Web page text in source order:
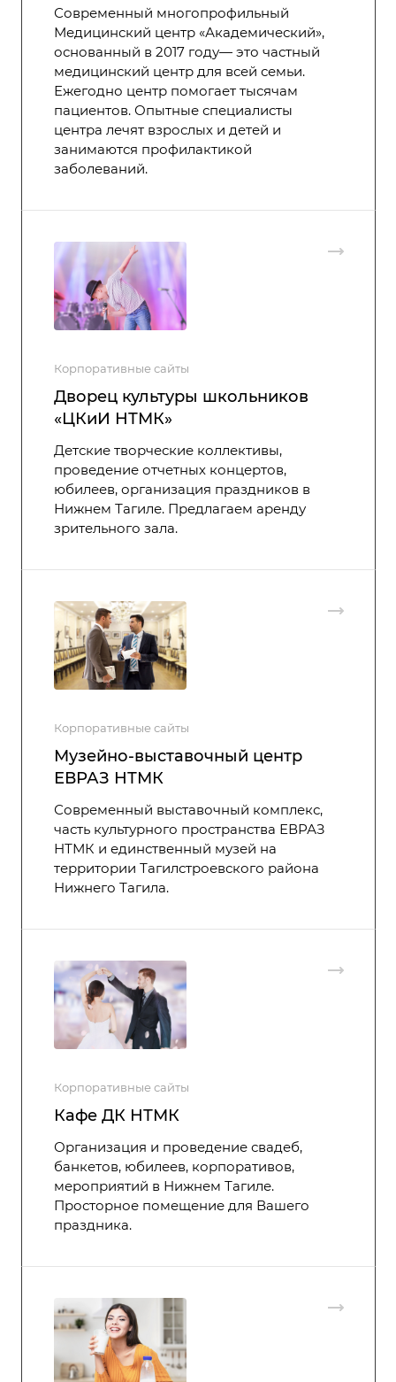
Современный многопрофильный
Медицинский центр «Академический»,
основанный в 2017 году— это частный
медицинский центр для всей семьи.
Ежегодно центр помогает тысячам
пациентов. Опытные специалисты
центра лечят взрослых и детей и
занимаются профилактикой
заболеваний.
Корпоративные сайты
Дворец культуры школьников
«ЦКиИ НТМК»
Детские творческие коллективы,
проведение отчетных концертов,
юбилеев, организация праздников в
Нижнем Тагиле. Предлагаем аренду
зрительного зала.
Корпоративные сайты
Музейно-выставочный центр
ЕВРАЗ НТМК
Современный выставочный комплекс,
часть культурного пространства ЕВРАЗ
НТМК и единственный музей на
территории Тагилстроевского района
Нижнего Тагила.
Корпоративные сайты
Кафе ДК НТМК
Организация и проведение свадеб,
банкетов, юбилеев, корпоративов,
мероприятий в Нижнем Тагиле.
Просторное помещение для Вашего
праздника.